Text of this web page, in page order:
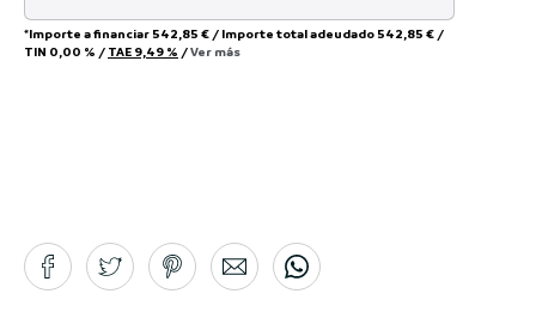
*Importe a financiar 542,85 € / Importe total adeudado 542,85 € /
TIN 0,00 % / TAE 9,49 % /Ver más